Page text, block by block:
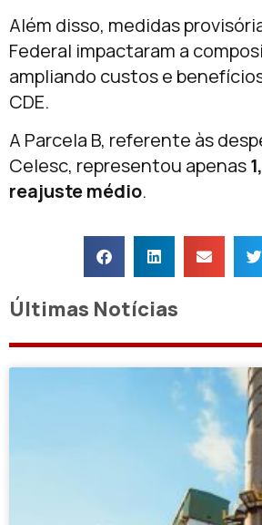
Além disso, medidas
Federal impactaram a
ampliando custos e
CDE.
A Parcela B, referente às
Celesc, representou apenas
reajuste médio.
Últimas Notícias